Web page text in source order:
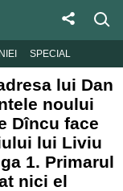
SPECIAL
lui Dan
noului
Dîncu face
lui Liviu
1. Primarul
nici el